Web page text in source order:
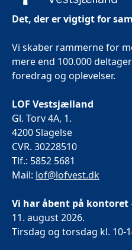
Det, der er vigtigt for
Vi skaber rammerne for
mere end 100.000
foredrag og oplevelser.
LOF Vestsjælland
Gl. Torv 4A, 1.
4200 Slagelse
CVR. 30228510
Tlf.: 5852 5681
Mail: lof@lofvest.dk
Vi har åbent på kontoret
11. august 2026.
Tirsdag og torsdag kl. 10-